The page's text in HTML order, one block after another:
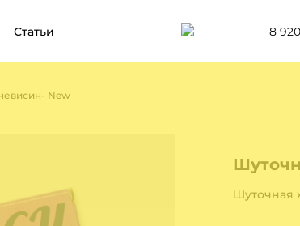
Статьи 8
New
Шуточная